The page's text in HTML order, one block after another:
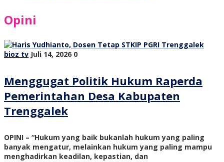
Opini
bioz tv Juli 14, 2026 0
Menggugat Politik Hukum Raperda
Pemerintahan Desa Kabupaten
Trenggalek
OPINI – “Hukum yang baik bukanlah hukum yang paling
banyak mengatur, melainkan hukum yang paling mampu
menghadirkan keadilan, kepastian, dan